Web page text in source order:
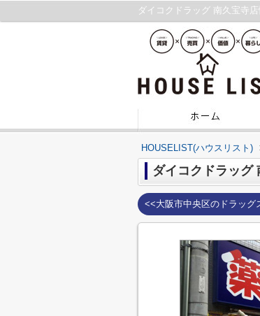
ダイコクドラッグ 南久宝寺
HOUSELIST(ハウスリスト)
ダイコクドラッグ
<<大阪市中央区のドラッグ